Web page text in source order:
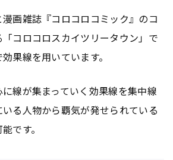
画雑誌『コロコロコミック』のコ
コロコロスカイツリータウン」で
果線を用いています。
線が集まっていく効果線を集中線
る人物から覇気が発せられている
です。